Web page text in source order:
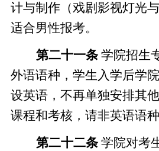
计与制作（戏剧影视灯光
适合男性报考。
第二十一条 学院招生
外语语种，学生入学后学
设英语，不再单独安排其
课程和考核，请非英语语
第二十二条 学院对考